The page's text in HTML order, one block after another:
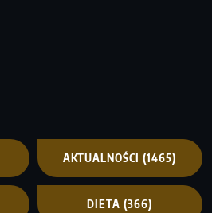
AKTUALNOŚCI (1465)
DIETA (366)